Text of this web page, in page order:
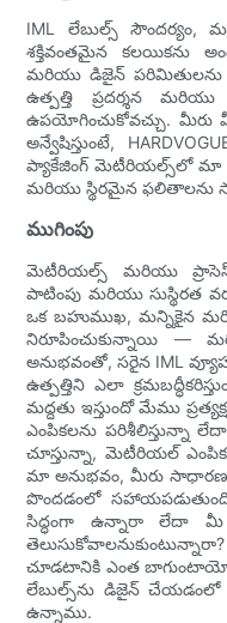
IML లేబుల్స్ సౌందర్యం,
శక్తివంతమైన కలయికను
మరియు డిజైన్ పరిమితులను
ఉత్పత్తి ప్రదర్శన మరియు
ఉపయోగించుకోవచ్చు. మీరు మీ
అన్వేషిస్తుంటే,
ప్యాకేజింగ్ మెటీరియల్స్‌లో మా
మరియు స్థిరమైన
ముగింపు
మెటీరియల్స్ మరియు
పాటింపు మరియు సుస్థిరత
ఒక బహుముఖ, మన్నికైన
నిరూపించుకున్నాయి —
అనుభవంతో, సరైన IML
ఉత్పత్తిని ఎలా
మద్దతు ఇస్తుందో మేము
ఎంపికలను పరిశీలిస్తున్నా
చూస్తున్నా, మెటీరియల్
మా అనుభవం, మీరు సాధారణ
పొందడంలో
సిద్ధంగా ఉన్నారా లేదా మీ
చూడటానికి ఎంత
లేబుల్స్‌ను డిజైన్
ఉన్నాము.